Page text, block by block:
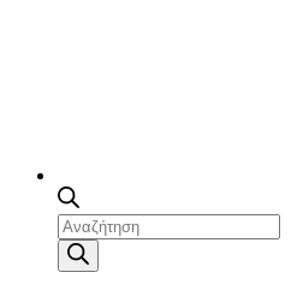
Αναζήτηση
προϊόντων